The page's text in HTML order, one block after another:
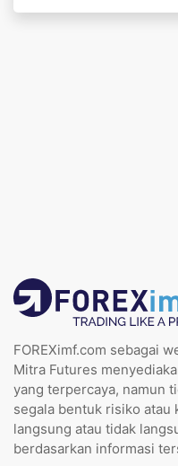
FOREXimf.com sebagai
Mitra Futures
yang terpercaya, namun
segala bentuk risiko atau
langsung atau tidak
berdasarkan informasi